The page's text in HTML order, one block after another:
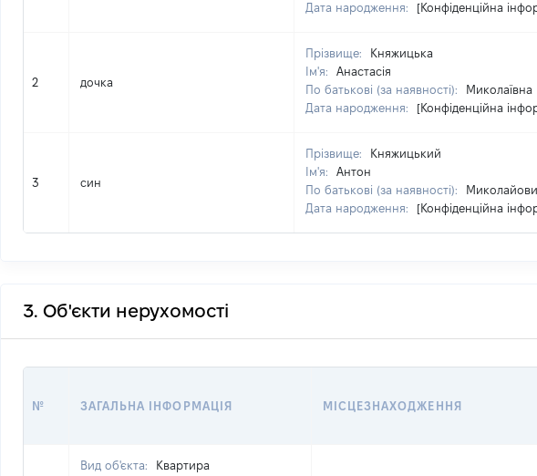
Дата народження:
[Конфіденційна
2 дочка
Прізвище:
Княжицька
Ім'я:
Анастасія
По батькові (за наявності):
Миколаївна
Дата народження:
[Конфіденційна
3 син
Прізвище:
Княжицький
Ім'я:
Антон
По батькові (за наявності):
Дата народження:
[Конфіденційна
3. Об'єкти нерухомості
№ ЗАГАЛЬНА ІНФОРМАЦІЯ МІСЦЕЗНАХОДЖЕННЯ
Вид об'єкта:
Квартира